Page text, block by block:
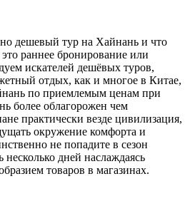
дешевый тур на Хайнань и что
раннее бронирование или
искателей дешёвых туров,
отдых, как и многое в Китае,
по приемлемым ценам при
более облагорожен чем
практически везде цивилизация,
окружение комфорта и
не попадите в сезон
дней наслаждаясь
товаров в магазинах.